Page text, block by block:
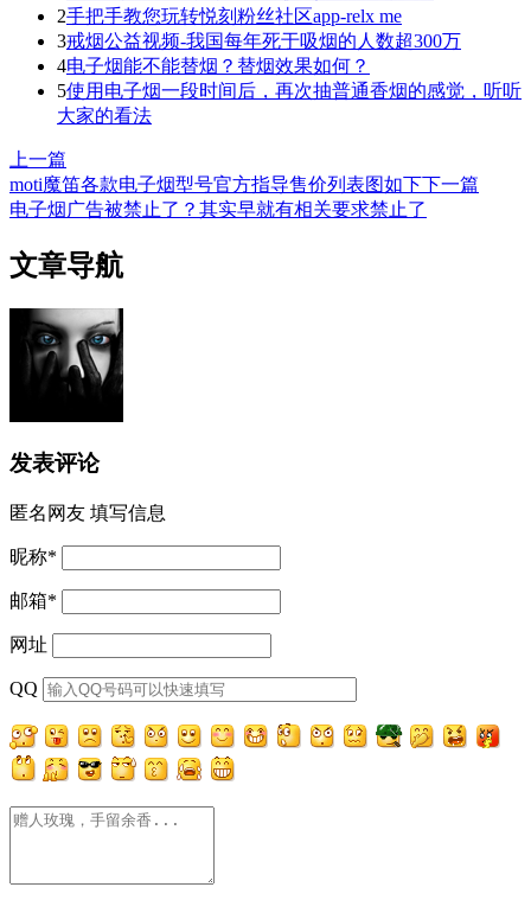
2手把手教您玩转悦刻粉丝社区app-relx me
3戒烟公益视频-我国每年死于吸烟的人数超300万
4电子烟能不能替烟？替烟效果如何？
5使用电子烟一段时间后，再次抽普通香烟的感觉，听听
大家的看法
上一篇
moti魔笛各款电子烟型号官方指导售价列表图如下下一篇
电子烟广告被禁止了？其实早就有相关要求禁止了
文章导航
发表评论
匿名网友 填写信息
昵称*
邮箱*
网址
QQ